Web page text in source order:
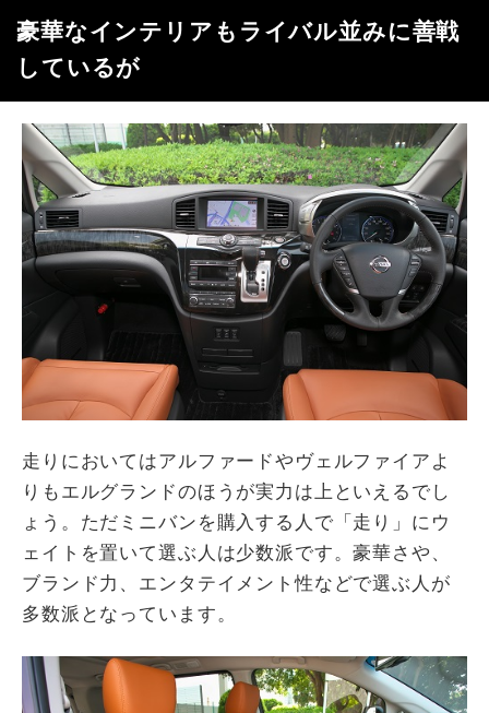
豪華なインテリアもライバル並みに善戦
しているが
走りにおいてはアルファードやヴェルファイアよ
りもエルグランドのほうが実力は上といえるでし
ょう。ただミニバンを購入する人で「走り」にウ
ェイトを置いて選ぶ人は少数派です。豪華さや、
ブランド力、エンタテイメント性などで選ぶ人が
多数派となっています。